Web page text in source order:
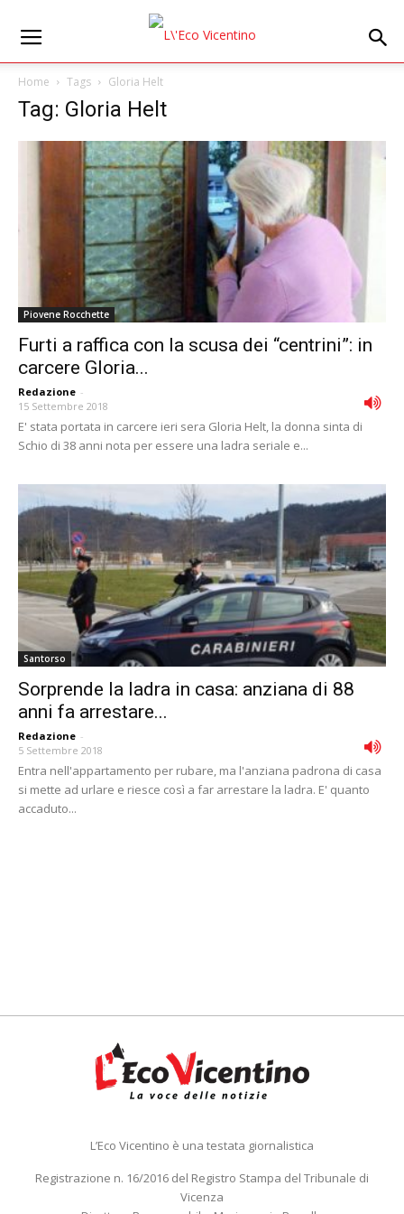
Home Tags Gloria Helt
Tag: Gloria Helt
Piovene Rocchette
Furti a raffica con la scusa dei “centrini”: in
carcere Gloria...
Redazione -
15 Settembre 2018
E' stata portata in carcere ieri sera Gloria Helt, la donna sinta di
Schio di 38 anni nota per essere una ladra seriale e...
Santorso
Sorprende la ladra in casa: anziana di 88
anni fa arrestare...
Redazione -
5 Settembre 2018
Entra nell'appartamento per rubare, ma l'anziana padrona di casa
si mette ad urlare e riesce così a far arrestare la ladra. E' quanto
accaduto...
L’Eco Vicentino è una testata giornalistica
Registrazione n. 16/2016 del Registro Stampa del Tribunale di
Vicenza